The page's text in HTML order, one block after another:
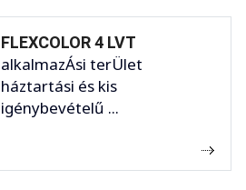
FLEXCOLOR 4 LVT
alkalmazÁsi terÜlet
háztartási és kis
igénybevételű ...